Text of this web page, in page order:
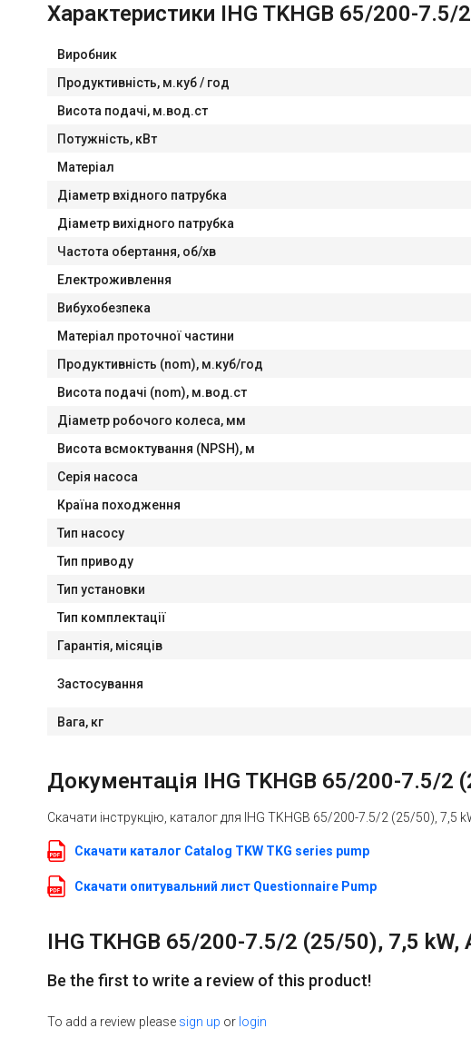
Характеристики IHG TKHGB 65/200-
Виробник
Продуктивність, м.куб / год
Висота подачі, м.вод.ст
Потужність, кВт
Матеріал
Діaметр вхідного патрубка
Діаметр вихідного патрубка
Частота обертання, об/хв
Електроживлення
Вибухобезпека
Матеріал проточної частини
Продуктивність (nom), м.куб/год
Висота подачі (nom), м.вод.ст
Діаметр робочого колеса, мм
Висота всмоктування (NPSH), м
Серія насоса
Країна походження
Тип насосу
Тип приводу
Тип установки
Тип комплектації
Гарантія, місяців
Застосування
Вага, кг
Документація IHG TKHGB 65/200-7.5/2
Скачати інструкцію, каталог для IHG TKHGB 65/200-7.5/2 (25/50), 7,5
Скачати каталог Catalog TKW TKG series pump
Скачати опитувальний лист Questionnaire Pump
IHG TKHGB 65/200-7.5/2 (25/50), 7,5 kW,
Be the first to write a review of this product!
To add a review please sign up or login